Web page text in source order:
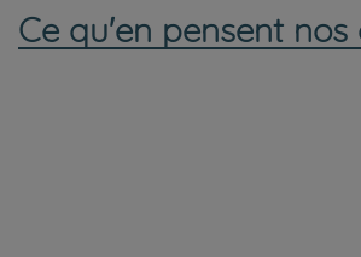
Ce qu'en pensent nos